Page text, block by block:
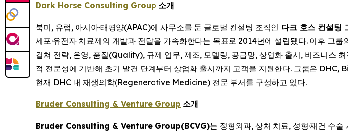
Dark Horse Consulting Group 소개
북미, 유럽, 아시아·태평양(APAC)에 사무소를 둔 글로벌 컨설팅 조직인 다크 호스 컨설
세포·유전자 치료제의 개발과 전달을 가속화한다는 목표로 2014년에 설립됐다. 이후 그
걸쳐 전략, 운영, 품질(Quality), 규제 업무, 제조, 모델링, 공급망, 상업화 출시, 비즈니스
적 전문성에 기반해 초기 발견 단계부터 상업화 출시까지 고객을 지원한다. 그룹은
현재 DHC 내 재생의학(Regenerative Medicine) 전문 부서를 구성하고 있다.
Bruder Consulting & Venture Group 소개
Bruder Consulting & Venture Group(BCVG)는 정형외과, 상처 치료, 성형·재건 수